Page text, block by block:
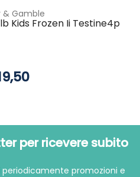
& Gamble
Kids Frozen Ii Testine4p
per ricevere subito
promozioni e